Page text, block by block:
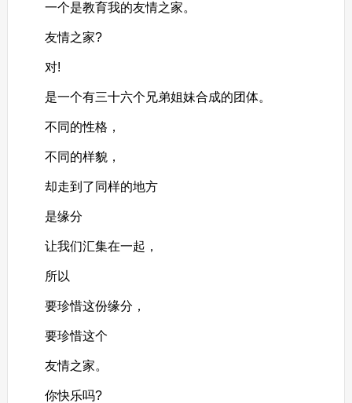
一个是教育我的友情之家。
友情之家?
对!
是一个有三十六个兄弟姐妹合成的团体。
不同的性格，
不同的样貌，
却走到了同样的地方
是缘分
让我们汇集在一起，
所以
要珍惜这份缘分，
要珍惜这个
友情之家。
你快乐吗?